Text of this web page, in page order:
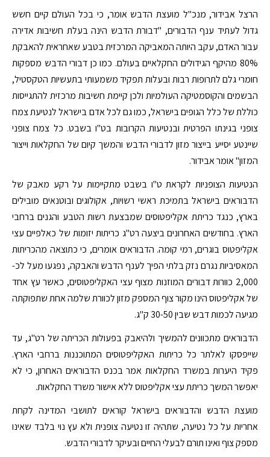
הרצל אבידור, מנכ"ל מועצת הדבש אומר, כי בכל העולם קיים חשש
גדול לעתיד ענף הדבורים, "דבורת הדבש הינה בעלת חשיבות אדירה
עבור האדם, עקב היותה המאביקה המרכזית בטבע שאחראית להאבקת
80% מהיקף הגידולים החקלאיים בעולם. כמו כן דבורי הדבש מספקות
חומרי גלם לתרופות רבות ובעלות תפקיד משמעותי בתעשיות הטקסטיל,
הבשמים והקוסמטיקה העולמיות ולכן קיימת חשיבות מרכזית להתגייסות
כוללת של כלל הגופים בישראל, כמו גם לכל אדם בישראל לנטיעת צמח
צופני בגינתו הפרטית ובנטיעות הקרובות בט"ו בשבט. כל צמח צופני
שיינטע יסייע בייצור מזון לדבורי הדבש והמשך קיום של החקלאות וייצור
המזון" אומר אבידור.
הנטיעות הצופניות לקראת ט"ו בשבט מתקיימות על רקע מאבק של
הדבוראים בישראל בתמיכת ראשי רשויות, אקולוגים ובוטנאים מובילים
בארץ, כנגד כריתת אקליפטוסים שמבצעת רשות הטבע והגנים ברחבי
הארץ. בחודשים האחרונים ביצעה רט"ג כריתות יזומות של כאלפיים עצי
אקליפטוס בוגרים, רמי קומה. הדבוראים אומרים, כי כתוצאה מהכריתות
המאסיביות נגרם נזק בלתי הפיך לענף הדבש והאבקה, נפגעו מעל לכ-
2,000 כוורות דבורים המוזנות מצוף עצי האקליפטוסים, כאשר עץ אחד
של אקליפטוס הינו מקור צוף המספק מזון לכוורת שלמה אחת שתפוקתה
מגיעה לכמות דבש שבין 30-50 ק"ג.
הדבוראים מתכוונים להמשיך ולהיאבק בפעולות הכריתה של רט"ג, עד
שייפסקו לאלתר כל כריתות האקליפטוסים המתוכננות ברחבי הארץ.
פקיד היערות במשרד החקלאות אמר בכנס הדבוראים האחרון, כי לא
יאפשר המשך כריתת עצי אקליפטוס ללא אישור משרד החקלאות.
מועצת הדבש והדבוראים בישראל קוראים לתושבי המדינה לקחת
אחריות על כל נטיעה, שתהיה זו נטיעה צופנית ולא עץ נוי בלבד שאינו
מספק צוף ואינו תורם לבעלי החיים ובעיקר לדבורי הדבש.